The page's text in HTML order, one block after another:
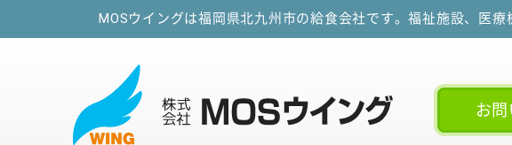
MOSウイングは福岡県北九州市の給食会社です。福祉施設、医
お